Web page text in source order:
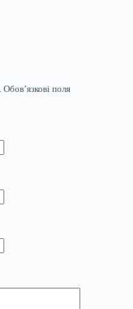
Обов’язкові поля